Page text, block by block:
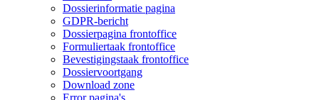
Dossierinformatie pagina
GDPR-bericht
Dossierpagina frontoffice
Formuliertaak frontoffice
Bevestigingstaak frontoffice
Dossiervoortgang
Download zone
Error pagina's